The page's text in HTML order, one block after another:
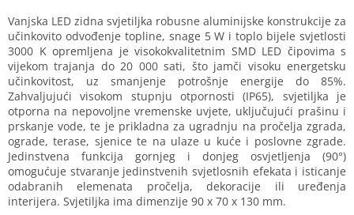
Measure
price:
Vanjska LED zidna svjetiljka robusne aluminijske konstrukcije za
učinkovito odvođenje topline, snage 5 W i toplo bijele svjetlosti
3000 K opremljena je visokokvalitetnim SMD LED čipovima s
vijekom trajanja do 20 000 sati, što jamči visoku energetsku
učinkovitost, uz smanjenje potrošnje energije do 85%.
Zahvaljujući visokom stupnju otpornosti (IP65), svjetiljka je
otporna na nepovoljne vremenske uvjete, uključujući prašinu i
prskanje vode, te je prikladna za ugradnju na pročelja zgrada,
ograde, terase, sjenice te na ulaze u kuće i poslovne zgrade.
Jedinstvena funkcija gornjeg i donjeg osvjetljenja (90°)
omogućuje stvaranje jedinstvenih svjetlosnih efekata i isticanje
odabranih elemenata pročelja, dekoracije ili uređenja
interijera. Svjetiljka ima dimenzije 90 x 70 x 130 mm.